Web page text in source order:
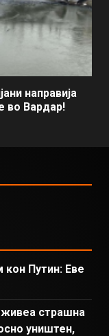
направија
во Вардар!
Путин: Еве
страшна
уништен,